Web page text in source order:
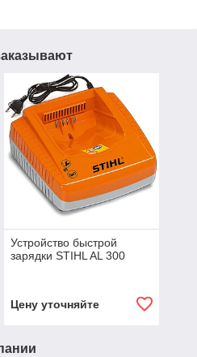
Устройство быстрой
зарядки STIHL AL 300
Цену уточняйте